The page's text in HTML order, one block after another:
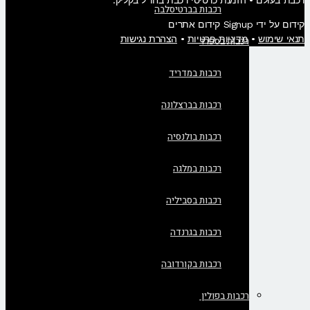
רכבות בברטיסלבה
רכבות בספרד
רכבות במדריד
רכבות בברצלונה
רכבות בולנסיה
רכבות במלגה
רכבות בסביליה
רכבות בגרנדה
רכבות בקורדובה
רכבות בפולין
קידום על ידי Signup קידום אתרים
תנאי שימוש •מדיניות פרטיות • הצהרת נגישות